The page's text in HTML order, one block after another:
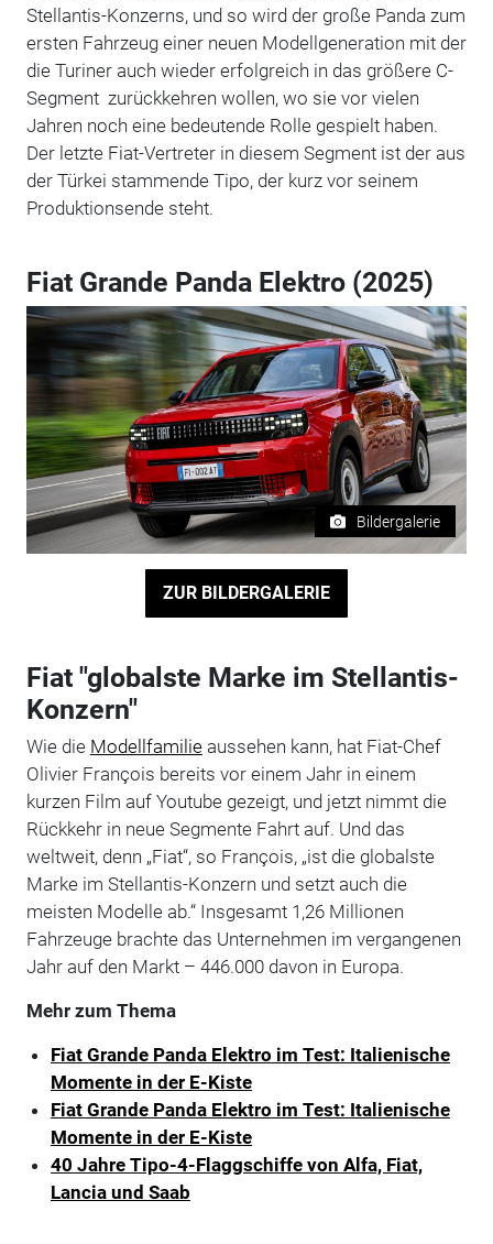
Stellantis-Konzerns, und so wird der große Panda zum
ersten Fahrzeug einer neuen Modellgeneration mit der
die Turiner auch wieder erfolgreich in das größere C-
Segment zurückkehren wollen, wo sie vor vielen
Jahren noch eine bedeutende Rolle gespielt haben.
Der letzte Fiat-Vertreter in diesem Segment ist der aus
der Türkei stammende Tipo, der kurz vor seinem
Produktionsende steht.
Fiat Grande Panda Elektro (2025)
Bildergalerie
ZUR BILDERGALERIE
Fiat "globalste Marke im Stellantis-
Konzern"
Wie die Modellfamilieaussehen kann, hat Fiat-Chef
Olivier François bereits vor einem Jahr in einem
kurzen Film auf Youtube gezeigt, und jetzt nimmt die
Rückkehr in neue Segmente Fahrt auf. Und das
weltweit, denn „Fiat“, so François, „ist die globalste
Marke im Stellantis-Konzern und setzt auch die
meisten Modelle ab.“ Insgesamt 1,26 Millionen
Fahrzeuge brachte das Unternehmen im vergangenen
Jahr auf den Markt – 446.000 davon in Europa.
Mehr zum Thema
Fiat Grande Panda Elektro im Test: Italienische
Momente in der E-Kiste
Fiat Grande Panda Elektro im Test: Italienische
Momente in der E-Kiste
40 Jahre Tipo-4-Flaggschiffe von Alfa, Fiat,
Lancia und Saab